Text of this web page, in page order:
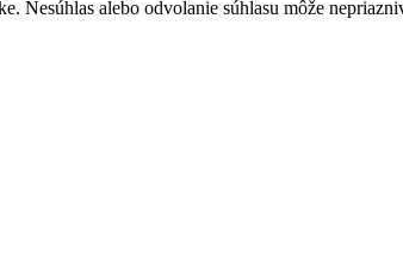
Nesúhlas alebo odvolanie súhlasu môže